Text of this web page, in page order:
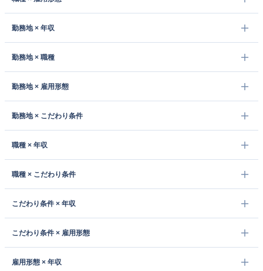
勤務地 × 年収
勤務地 × 職種
勤務地 × 雇用形態
勤務地 × こだわり条件
職種 × 年収
職種 × こだわり条件
こだわり条件 × 年収
こだわり条件 × 雇用形態
雇用形態 × 年収